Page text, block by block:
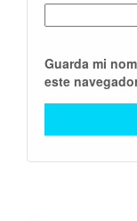
Guarda mi
este